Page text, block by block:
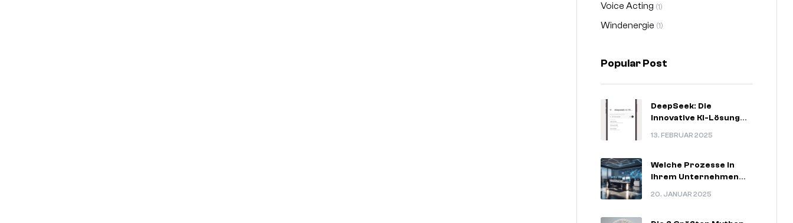
Voice Acting (1)
Windenergie (1)
Popular Post
13. FEBRUAR 2025
DeepSeek: Die
Innovative KI-Lösung
20. JANUAR 2025
Welche Prozesse In
Ihrem Unternehmen